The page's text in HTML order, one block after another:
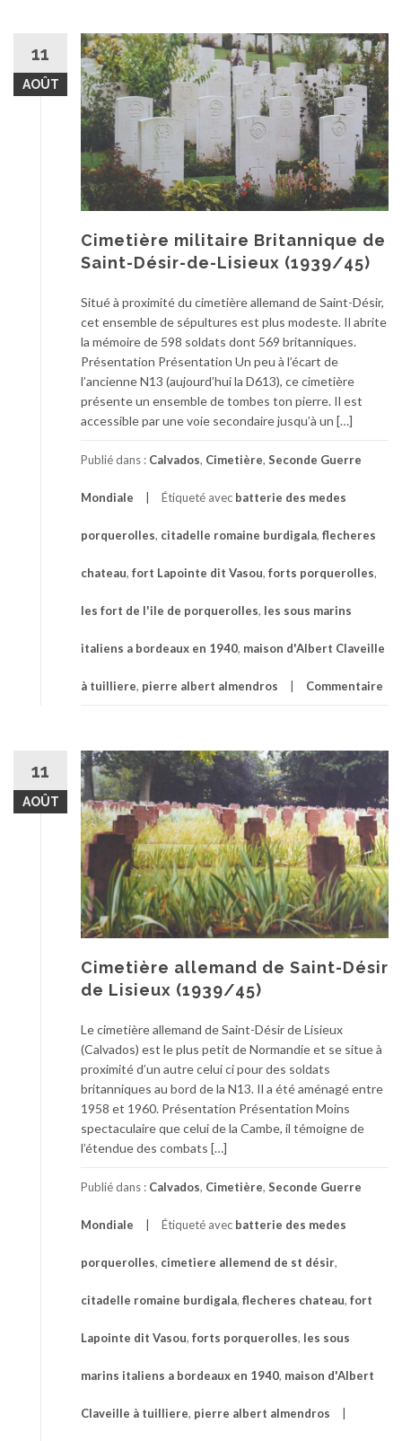
11
AOÛT
Cimetière militaire Britannique de
Saint-Désir-de-Lisieux (1939/45)
Situé à proximité du cimetière allemand de Saint-Désir,
cet ensemble de sépultures est plus modeste. Il abrite
la mémoire de 598 soldats dont 569 britanniques.
Présentation Présentation Un peu à l’écart de
l’ancienne N13 (aujourd’hui la D613), ce cimetière
présente un ensemble de tombes ton pierre. Il est
accessible par une voie secondaire jusqu’à un […]
Publié dans : Calvados, Cimetière, Seconde Guerre
Mondiale Étiqueté avec batterie des medes
porquerolles, citadelle romaine burdigala, flecheres
chateau, fort Lapointe dit Vasou, forts porquerolles,
les fort de l'ile de porquerolles, les sous marins
italiens a bordeaux en 1940, maison d'Albert Claveille
à tuilliere, pierre albert almendros Commentaire
11
AOÛT
Cimetière allemand de Saint-Désir
de Lisieux (1939/45)
Le cimetière allemand de Saint-Désir de Lisieux
(Calvados) est le plus petit de Normandie et se situe à
proximité d’un autre celui ci pour des soldats
britanniques au bord de la N13. Il a été aménagé entre
1958 et 1960. Présentation Présentation Moins
spectaculaire que celui de la Cambe, il témoigne de
l’étendue des combats […]
Publié dans : Calvados, Cimetière, Seconde Guerre
Mondiale Étiqueté avec batterie des medes
porquerolles, cimetiere allemend de st désir,
citadelle romaine burdigala, flecheres chateau, fort
Lapointe dit Vasou, forts porquerolles, les sous
marins italiens a bordeaux en 1940, maison d'Albert
Claveille à tuilliere, pierre albert almendros